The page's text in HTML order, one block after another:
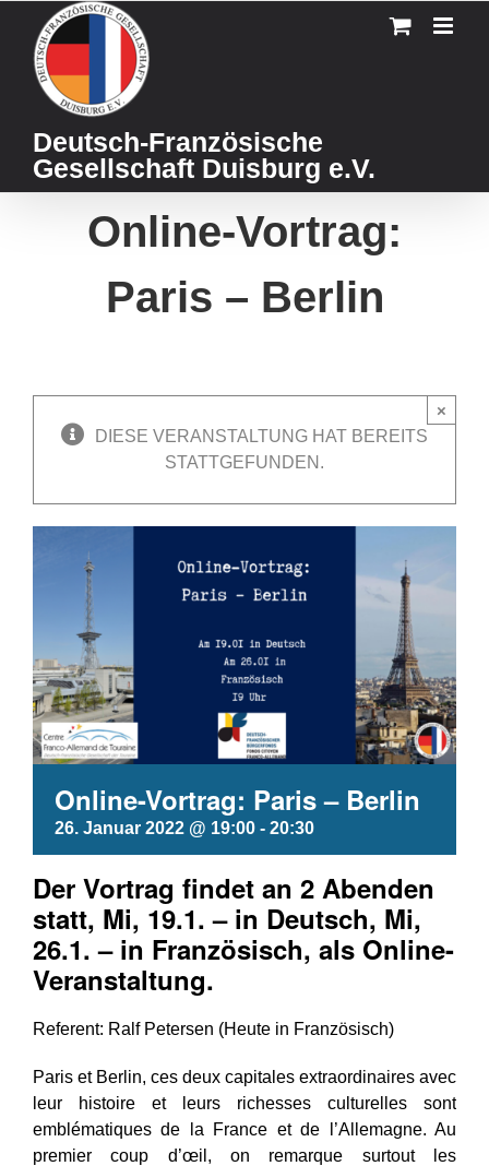
content
Deutsch-Französische
Gesellschaft Duisburg e.V.
Online-Vortrag:
Paris – Berlin
DIESE VERANSTALTUNG HAT BEREITS
STATTGEFUNDEN.
×
Online-Vortrag: Paris – Berlin
26. Januar 2022 @ 19:00 - 20:30
Der Vortrag findet an 2 Abenden
statt, Mi, 19.1. – in Deutsch, Mi,
26.1. – in Französisch, als Online-
Veranstaltung.
Referent: Ralf Petersen (Heute in Französisch)
Paris et Berlin, ces deux capitales extraordinaires avec
leur histoire et leurs richesses culturelles sont
emblématiques de la France et de l’Allemagne. Au
premier coup d’œil, on remarque surtout les